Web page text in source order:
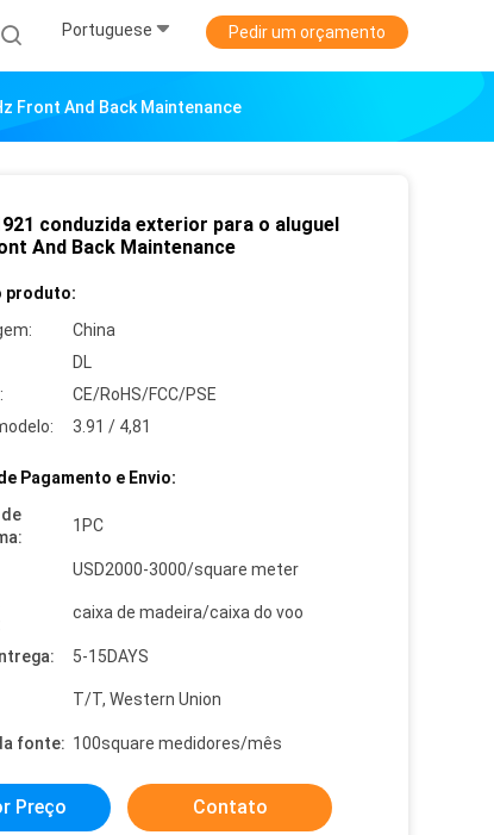
Portuguese Pedir um orçamento
Front And Back Maintenance
conduzida exterior para o aluguel
And Back Maintenance
produto:
China
DL
CE/RoHS/FCC/PSE
3.91 / 4,81
Pagamento e Envio:
1PC
USD2000-3000/square meter
caixa de madeira/caixa do voo
5-15DAYS
T/T, Western Union
fonte: 100square medidores/mês
Preço Contato